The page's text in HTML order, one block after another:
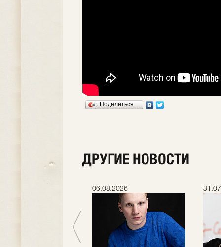
Поделиться…
ДРУГИЕ НОВОСТИ
06.08.2026